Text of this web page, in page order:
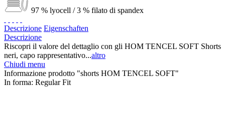
97 % lyocell / 3 % filato di spandex
Descrizione Eigenschaften
Descrizione
Riscopri il valore del dettaglio con gli HOM TENCEL SOFT Shorts
neri, capo rappresentativo...altro
Chiudi menu
Informazione prodotto "shorts HOM TENCEL SOFT"
In forma: Regular Fit